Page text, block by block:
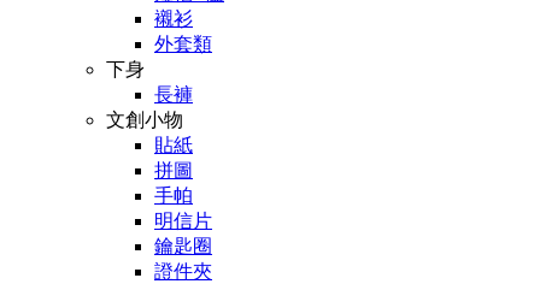
襯衫
外套類
下身
長褲
文創小物
貼紙
拼圖
手帕
明信片
鑰匙圈
證件夾